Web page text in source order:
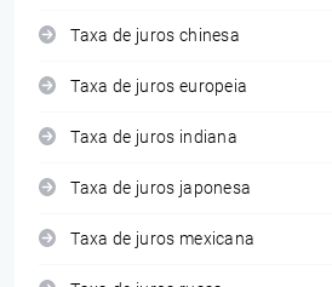
Taxa de juros chinesa
Taxa de juros europeia
Taxa de juros indiana
Taxa de juros japonesa
Taxa de juros mexicana